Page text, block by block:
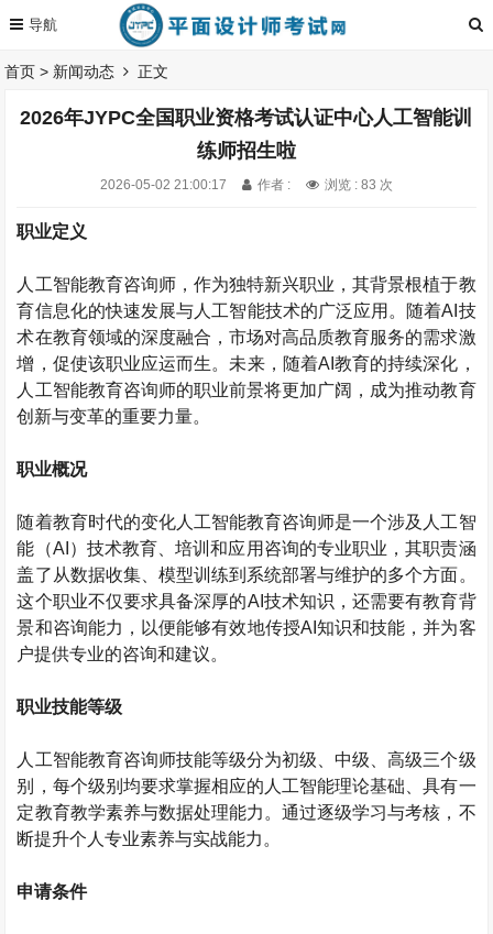
首页 > 新闻动态 正文
2026年JYPC全国职业资格考试认证中心人工智能训
练师招生啦
2026-05-02 21:00:17 作者 : 浏览 : 83 次
职业定义
人工智能教育咨询师，作为独特新兴职业，其背景根植于教
育信息化的快速发展与人工智能技术的广泛应用。随着AI 技
术在教育领域的深度融合，市场对高品质教育服务的需求激
增，促使该职业应运而生。未来，随着AI 教育的持续深化，
人工智能教育咨询师的职业前景将更加广阔，成为推动教育
创新与变革的重要力量。
职业概况
随着教育时代的变化人工智能教育咨询师是一个涉及人工智
能（AI ）技术教育、培训和应用咨询的专业职业，其职责涵
盖了从数据收集、模型训练到系统部署与维护的多个方面。
这个职业不仅要求具备深厚的AI 技术知识，还需要有教育背
景和咨询能力，以便能够有效地传授AI 知识和技能，并为客
户提供专业的咨询和建议。
职业技能等级
人工智能教育咨询师技能等级分为初级、中级、高级三个级
别，每个级别均要求掌握相应的人工智能理论基础、具有一
定教育教学素养与数据处理能力。通过逐级学习与考核，不
断提升个人专业素养与实战能力。
申请条件